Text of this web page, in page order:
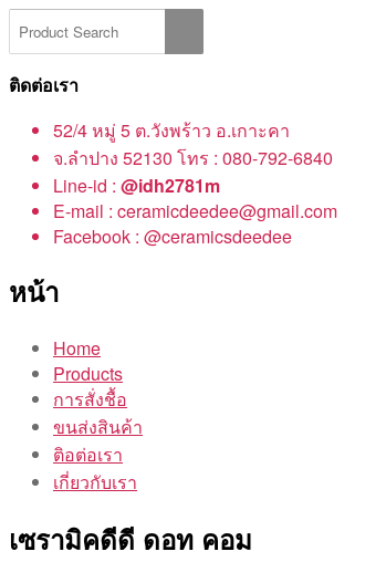
ติดต่อเรา
52/4 หมู่ 5 ต.วังพร้าว อ.เกาะคา
จ.ลำปาง 52130 โทร : 080-792-6840
Line-id : @idh2781m
E-mail : ceramicdeedee@gmail.com
Facebook : @ceramicsdeedee
หน้า
Home
Products
การสั่งชื้อ
ขนส่งสินค้า
ติอต่อเรา
เกี่ยวกับเรา
เซรามิคดีดี ดอท คอม